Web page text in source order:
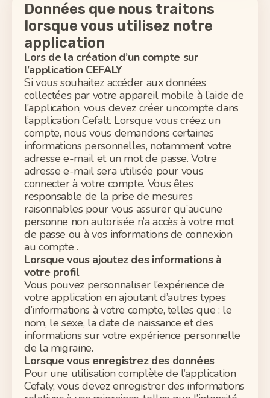
Données que nous traitons
lorsque vous utilisez notre
application
Lors de la création d’uncompte sur
l’application CEFALY
Si vous souhaitez accéder aux données
collectées par votre appareil mobile à l’aide de
l’application, vous devez créer uncompte dans
l’applicationCefalt. Lorsque vous créez un
compte, nous vous demandons certaines
informations personnelles, notamment votre
adresse e-mail et un mot de passe. Votre
adresse e-mail sera utilisée pour vous
connecter à votre compte. Vousêtes
responsable de la prise de mesures
raisonnables pour vous assurer qu’aucune
personne non autorisée n’a accès à votre mot
de passe ou à vos informations de connexion
au compte .
Lorsque vous ajoutez des informations à
votre profil
Vous pouvez personnaliser l’expérience de
votre applicationen ajoutant d’autres types
d’informations à votre compte, telles que : le
nom, le sexe, la date de naissance et des
informations sur votre expérience personnelle
de la migraine.
Lorsque vous enregistrez des données
Pour une utilisation complète de l’application
Cefaly, vous devez enregistrer des informations